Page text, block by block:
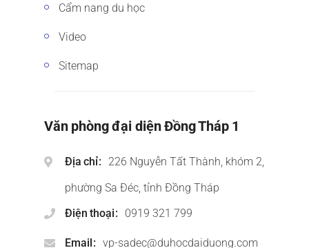
Cẩm nang du học
Video
Sitemap
Văn phòng đại diện Đồng Tháp 1
Địa chỉ
226 Nguyễn Tất Thành, khóm 2,
phường Sa Đéc, tỉnh Đồng Tháp
Điện thoại
0919 321 799
Email vp-sadec@duhocdaiduong.com